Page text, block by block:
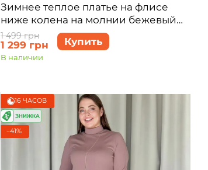
Зимнее теплое платье на флисе
ниже колена на молнии бежевый
Merlini Антони 700001046, размер
54-56 (4XL-5XL)
1 499 грн
1 299 грн Купить
В наличии
16 ЧАСОВ
−41%